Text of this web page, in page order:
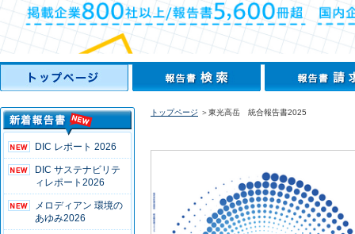
DIC レポート 2026
DIC サステナビリテ
ィレポート2026
メロディアン 環境の
あゆみ2026
トップページ ＞東光高岳 統合報告書2025